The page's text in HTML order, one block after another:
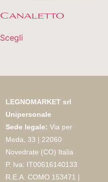
Canaletto
Scegli
LEGNOMARKET srl
Unipersonale
Sede legale: Via per
Meda, 33 | 22060
Novedrate (CO) Italia
P. Iva: IT00616140133
R.E.A. COMO 153471 |